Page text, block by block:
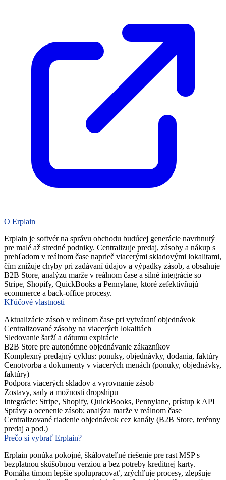
O Erplain
Erplain je softvér na správu obchodu budúcej generácie navrhnutý
pre malé až stredné podniky. Centralizuje predaj, zásoby a nákup s
prehľadom v reálnom čase naprieč viacerými skladovými lokalitami,
čím znižuje chyby pri zadávaní údajov a výpadky zásob, a obsahuje
B2B Store, analýzu marže v reálnom čase a silné integrácie so
Stripe, Shopify, QuickBooks a Pennylane, ktoré zefektívňujú
ecommerce a back‑office procesy.
Kľúčové vlastnosti
Aktualizácie zásob v reálnom čase pri vytváraní objednávok
Centralizované zásoby na viacerých lokalitách
Sledovanie šarží a dátumu expirácie
B2B Store pre autonómne objednávanie zákazníkov
Komplexný predajný cyklus: ponuky, objednávky, dodania, faktúry
Cenotvorba a dokumenty v viacerých menách (ponuky, objednávky,
faktúry)
Podpora viacerých skladov a vyrovnanie zásob
Zostavy, sady a možnosti dropshipu
Integrácie: Stripe, Shopify, QuickBooks, Pennylane, prístup k API
Správy a ocenenie zásob; analýza marže v reálnom čase
Centralizované riadenie objednávok cez kanály (B2B Store, terénny
predaj a pod.)
Prečo si vybrať Erplain?
Erplain ponúka pokojné, škálovateľné riešenie pre rast MSP s
bezplatnou skúšobnou verziou a bez potreby kreditnej karty.
Pomáha tímom lepšie spolupracovať, zrýchľuje procesy, zlepšuje